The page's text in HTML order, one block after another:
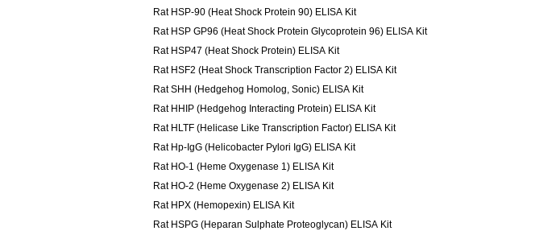
Rat HSP-90 (Heat Shock Protein 90) ELISA Kit
Rat HSP GP96 (Heat Shock Protein Glycoprotein 96) ELISA Kit
Rat HSP47 (Heat Shock Protein) ELISA Kit
Rat HSF2 (Heat Shock Transcription Factor 2) ELISA Kit
Rat SHH (Hedgehog Homolog, Sonic) ELISA Kit
Rat HHIP (Hedgehog Interacting Protein) ELISA Kit
Rat HLTF (Helicase Like Transcription Factor) ELISA Kit
Rat Hp-IgG (Helicobacter Pylori IgG) ELISA Kit
Rat HO-1 (Heme Oxygenase 1) ELISA Kit
Rat HO-2 (Heme Oxygenase 2) ELISA Kit
Rat HPX (Hemopexin) ELISA Kit
Rat HSPG (Heparan Sulphate Proteoglycan) ELISA Kit